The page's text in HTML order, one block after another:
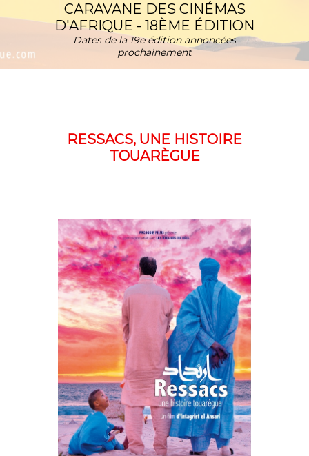
CARAVANE DES CINÉMAS
D'AFRIQUE - 18ÈME ÉDITION
Dates de la 19e édition annoncées
prochainement
RESSACS, UNE HISTOIRE
TOUARÈGUE